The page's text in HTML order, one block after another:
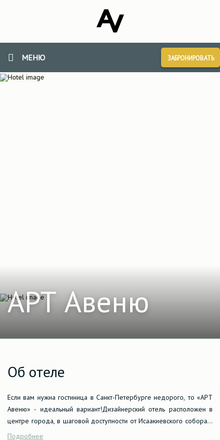
МЕНЮ ЗАБРОНИРОВАТЬ
АРТ Авеню
Об отеле
Если вам нужна гостиница в Санкт-Петербурге недорого, то «АРТ
Авеню» - идеальный вариант!Дизайнерский отель расположен в
центре города, в шаговой доступности от Исаакиевского собора и
Невского проспекта. Сочетание уникального интерьера с любовью
Подробнее